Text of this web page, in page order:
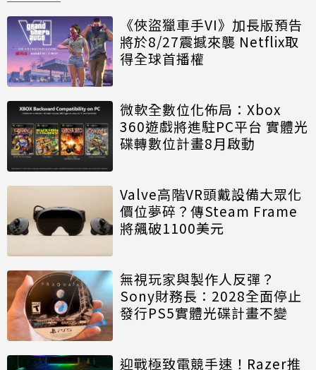
《俠盜獵車手VI》加長版預告
將於8/27震撼來襲 Netflix取
得全球首播權
微軟全數位化佈局：Xbox
360遊戲將進駐PC平台 實體光
碟轉數位計畫8月啟動
Valve高階VR頭戴設備大眾化
價位夢碎？傳Steam Frame
將飆破1100美元
無視玩家與製作人反彈？
Sony財務長：2028全面停止
發行PS5實體光碟計畫不變
迎戰極致電競手速！Razer推